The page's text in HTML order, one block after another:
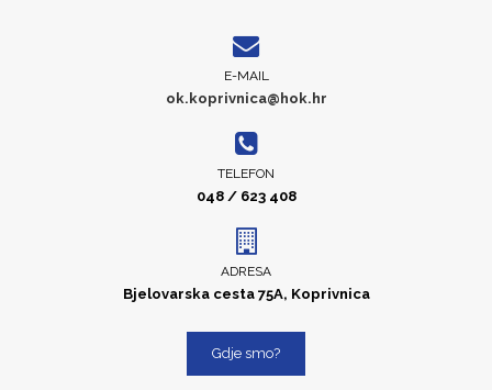
E-MAIL
ok.koprivnica@hok.hr
TELEFON
048 / 623 408
ADRESA
Bjelovarska cesta 75A, Koprivnica
Gdje smo?